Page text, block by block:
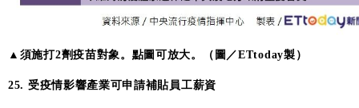
▲須施打2劑疫苗對象。點圖可放大。（圖／ETtoday製）
25. 受疫情影響產業可申請補貼員工薪資